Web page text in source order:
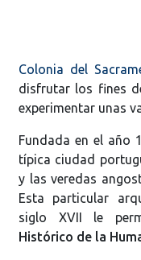
Colonia del
disfrutar los fines
experimentar unas
Fundada en el año
típica ciudad
y las veredas
Esta particular
siglo XVII le
Histórico de la